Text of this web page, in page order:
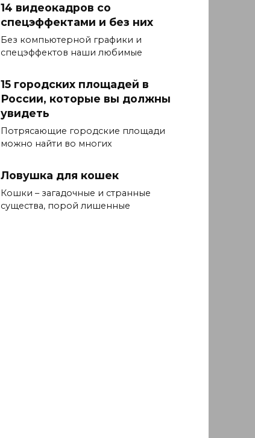
14 видеокадров со
спецэффектами и без них
Без компьютерной графики и
спецэффектов наши любимые
15 городских площадей в
России, которые вы должны
увидеть
Потрясающие городские площади
можно найти во многих
Ловушка для кошек
Кошки – загадочные и странные
существа, порой лишенные